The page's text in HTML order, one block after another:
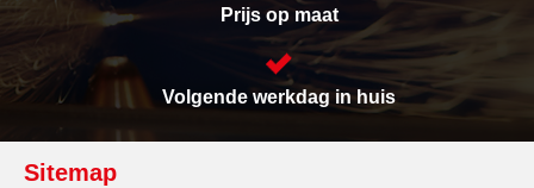
Prijs op maat
Volgende werkdag in huis
Sitemap